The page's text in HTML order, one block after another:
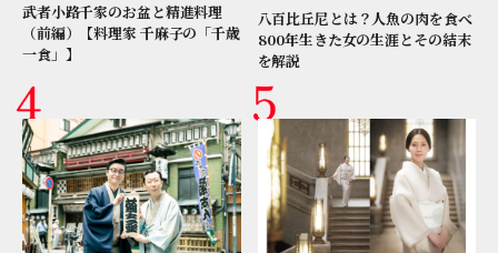
武者小路千家のお盆と精進料理
（前編）【料理家 千麻子の「千歳
一食」】
八百比丘尼とは？人魚の肉を食べ
800年生きた女の生涯とその結末
を解説